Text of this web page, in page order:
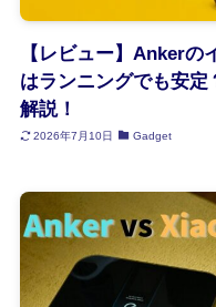
【レビュー】Anker
はランニングでも安
解説！
2026年7月10日 Gadget